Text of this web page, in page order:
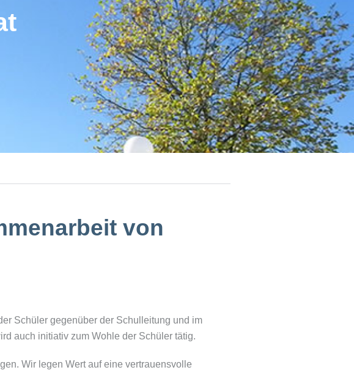
von
Schüler gegenüber der Schulleitung und im
auch initiativ zum Wohle der Schüler tätig.
Wir legen Wert auf eine vertrauensvolle